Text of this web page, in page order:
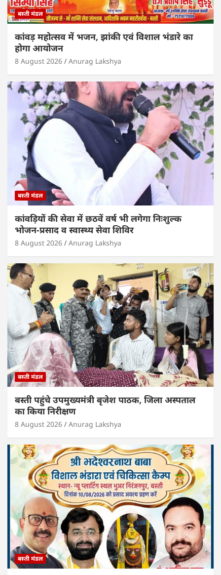
बस्ती मंडल
कांवड़ महोत्सव में भजन, झांकी एवं विशाल भंडारे का
होगा आयोजन
8 August 2026 Anurag Lakshya
बस्ती मंडल
कांवड़ियों की सेवा में छठवें वर्ष भी लगेगा निःशुल्क
भोजन-प्रसाद व स्वास्थ्य सेवा शिविर
8 August 2026 Anurag Lakshya
बस्ती मंडल
बस्ती पहुंचे उपमुख्यमंत्री बृजेश पाठक, जिला अस्पताल
का किया निरीक्षण
8 August 2026 Anurag Lakshya
बस्ती मंडल